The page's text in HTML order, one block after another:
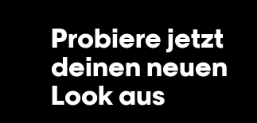
Probiere jetzt
deinen neuen
Look aus